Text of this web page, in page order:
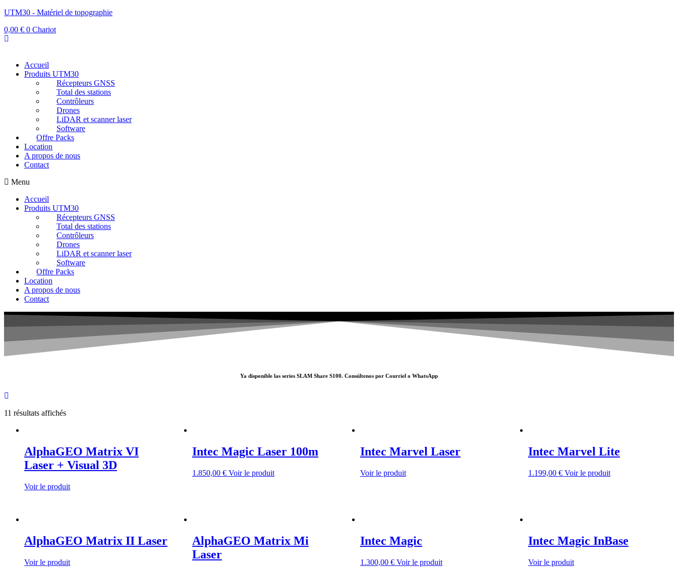
UTM30 - Matériel de topographie
0,00 € 0 Chariot
Accueil
Produits UTM30
Récepteurs GNSS
Total des stations
Contrôleurs
Drones
LiDAR et scanner laser
Software
Offre Packs
Location
A propos de nous
Contact
Menu
Accueil
Produits UTM30
Récepteurs GNSS
Total des stations
Contrôleurs
Drones
LiDAR et scanner laser
Software
Offre Packs
Location
A propos de nous
Contact
Ya disponible las series SLAM Share S100. Consúltenos por Courriel o WhatsApp
11 résultats affichés
AlphaGEO Matrix VI
Laser + Visual 3D
Voir le produit
Intec Magic Laser 100m
1.850,00 € Voir le produit
Intec Marvel Laser
Voir le produit
Intec Marvel Lite
1.199,00 € Voir le produit
AlphaGEO Matrix II Laser
Voir le produit
AlphaGEO Matrix Mi
Laser
Intec Magic
1.300,00 € Voir le produit
Intec Magic InBase
Voir le produit